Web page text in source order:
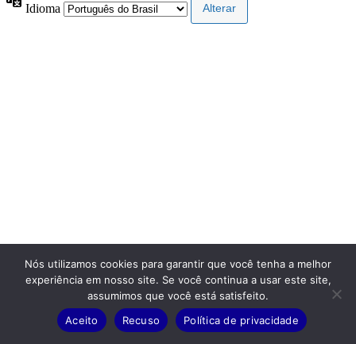
Idioma
Nós utilizamos cookies para garantir que você tenha a melhor
experiência em nosso site. Se você continua a usar este site,
assumimos que você está satisfeito.
Aceito
Recuso Política de privacidade